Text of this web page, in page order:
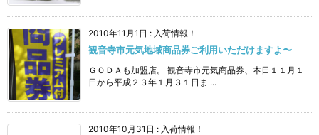
2010年11月1日 : 入荷情報！
観音寺市元気地域商品券ご利用いただけますよ〜
ＧＯＤＡも加盟店。 観音寺市元気商品券、本日１１月１
日から平成２３年１月３１日ま ...
2010年10月31日 : 入荷情報！